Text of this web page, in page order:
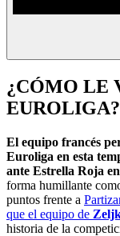
¿CÓMO LE
EUROLIGA?
El equipo francés
Euroliga en esta
ante Estrella Roja
forma humillante
puntos frente a
que el equipo de
historia de la